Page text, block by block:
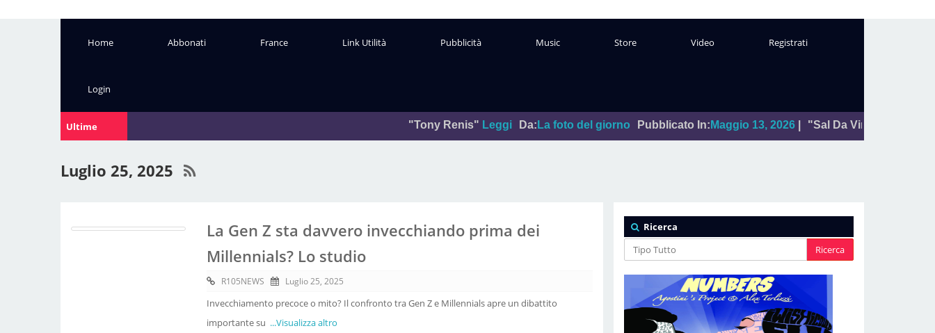
Home Abbonati France Link Utilità Pubblicità Music Store Video Registrati
Login
Ultime
"Tony Renis" Leggi Da:La foto del giorno Pubblicato In:Maggio 13, 2026| "Sal Da Vinci" Leggi Da:
Luglio 25, 2025
La Gen Z sta davvero invecchiando prima dei
Millennials? Lo studio
R105NEWS Luglio 25, 2025
Invecchiamento precoce o mito? Il confronto tra Gen Z e Millennials apre un dibattito
importante su ...Visualizza altro
Ricerca
Ricerca